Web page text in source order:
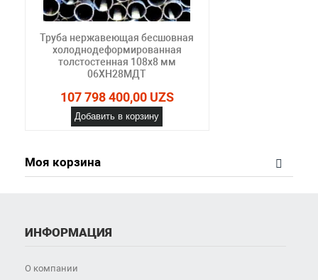
Труба нержавеющая бесшовная
холоднодеформированная
толстостенная 108х8 мм
06ХН28МДТ
107 798 400,00 UZS
Добавить в корзину
Моя корзина
ИНФОРМАЦИЯ
О компании